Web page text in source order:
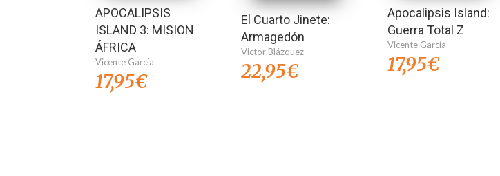
APOCALIPSIS
ISLAND 3: MISION
ÁFRICA
Vicente García
17,95€
El Cuarto Jinete:
Armagedón
Victor Blázquez
22,95€
Apocalipsis Island:
Guerra Total Z
Vicente García
17,95€